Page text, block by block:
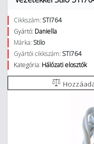
Cikkszám: STI764
Gyártó: Daniella
Márka: Stilo
Gyártói cikkszám: STI764
Kategória: Hálózati elosztók